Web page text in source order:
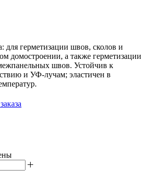
для герметизации швов, сколов и
домостроении, а также герметизации
швов. Устойчив к
и УФ-лучам; эластичен в